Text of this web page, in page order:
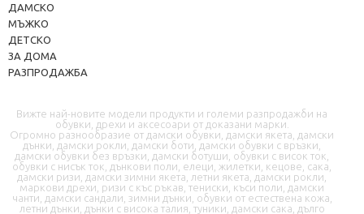
ДАМСКО
МЪЖКО
ДЕТСКО
ЗА ДОМА
РАЗПРОДАЖБА
Вижте най-новите модели продукти и големи разпродажби на
обувки, дрехи и аксесоари от доказани марки.
Огромно разнообразие от дамски обувки, дамски якета, дамски
дънки, дамски рокли, дамски боти, дамски обувки с връзки,
дамски обувки без връзки, дамски ботуши, обувки с висок ток,
обувки с нисък ток, дънкови поли, елеци, жилетки, кецове, сака,
дамски ризи, дамски зимни якета, летни якета, дамски рокли,
маркови дрехи, ризи с къс ръкав, тениски, къси поли, дамски
чанти, дамски сандали, зимни дънки, обувки от естествена кожа,
летни дънки, дънки с висока талия, туники, дамски сака, дълго
📦 Информация за доставка
🔄 Подмяна и връщания